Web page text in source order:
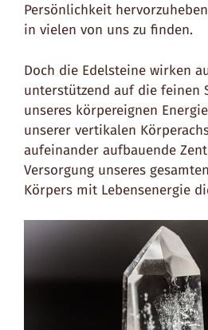
Persönlichkeit
in vielen von uns zu finden.
Doch die Edelsteine wirken
unterstützend auf die feinen
unseres körpereignen
unserer vertikalen
aufeinander aufbauende
Versorgung unseres
Körpers mit Lebensenergie